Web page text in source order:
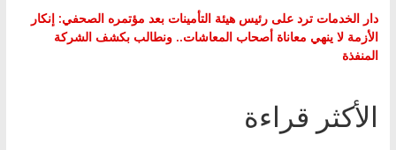
دار الخدمات ترد على رئيس هيئة التأمينات بعد مؤتمره الصحفي: إنكار
الأزمة لا ينهي معاناة أصحاب المعاشات.. ونطالب بكشف الشركة
المنفذة
الأكثر قراءة